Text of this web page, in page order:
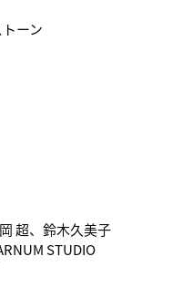
衣
ーン
超、鈴木久美子
STUDIO